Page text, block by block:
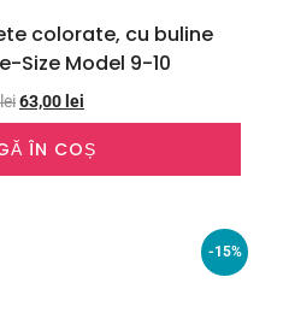
colorate, cu buline
Size Model 9-10
lei63,00 lei
ÎN COȘ
-15%